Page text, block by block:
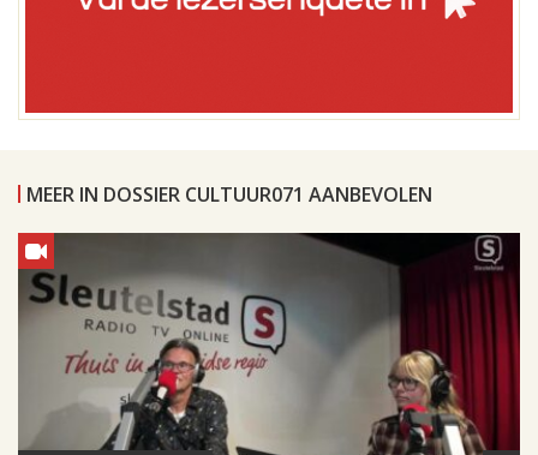
MEER IN DOSSIER CULTUUR071 AANBEVOLEN